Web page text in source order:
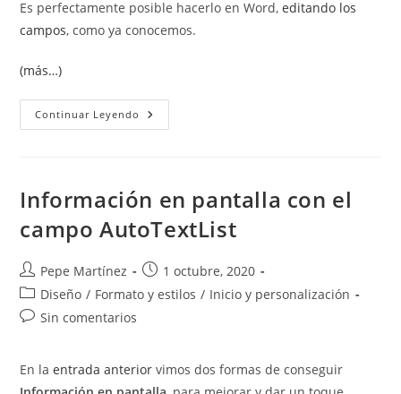
Es perfectamente posible hacerlo en Word,editando los
campos, como ya conocemos.
(más…)
Continuar Leyendo Numeración
Descendente
Información en pantalla con el
campo AutoTextList
Autor
de
la
entrada:
Pepe Martínez
Publicación
de
la
1 octubre, 2020
Categoría
de
Diseño / Formato y estilos / Inicio y personalización
Comentarios
entrada:
Sin comentarios
En laentrada anterior vimos dos formas de conseguir